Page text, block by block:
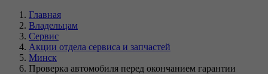
Главная
Владельцам
Сервис
Акции отдела сервиса и запчастей
Минск
Проверка автомобиля перед окончанием гарантии